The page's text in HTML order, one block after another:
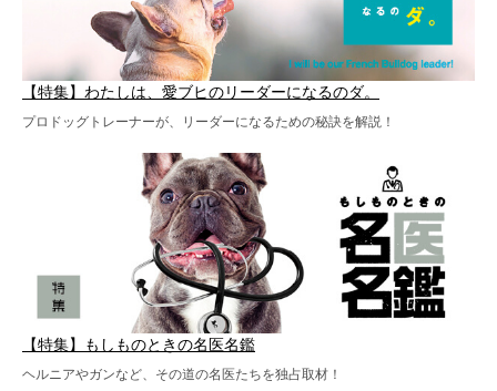
【特集】わたしは、愛ブヒのリーダーになるのダ。
プロドッグトレーナーが、リーダーになるための秘訣を解説！
【特集】もしものときの名医名鑑
ヘルニアやガンなど、その道の名医たちを独占取材！